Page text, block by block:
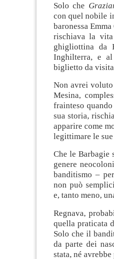
Solo che
con quel nobile
baronessa
rischiava la
ghigliottina da
Inghilterra, e
biglietto da
Non avrei
Mesina,
frainteso
sua storia,
apparire come
legittimare le
Che le Barbagie
genere
banditismo –
non può
e, tanto meno,
Regnava,
quella praticata
Solo che il
da parte dei
stata, né